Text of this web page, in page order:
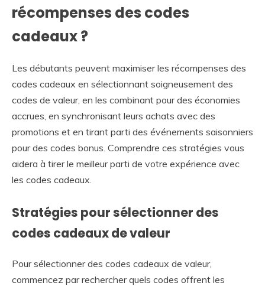
récompenses des codes
cadeaux ?
Les débutants peuvent maximiser les récompenses des
codes cadeaux en sélectionnant soigneusement des
codes de valeur, en les combinant pour des économies
accrues, en synchronisant leurs achats avec des
promotions et en tirant parti des événements saisonniers
pour des codes bonus. Comprendre ces stratégies vous
aidera à tirer le meilleur parti de votre expérience avec
les codes cadeaux.
Stratégies pour sélectionner des
codes cadeaux de valeur
Pour sélectionner des codes cadeaux de valeur,
commencez par rechercher quels codes offrent les